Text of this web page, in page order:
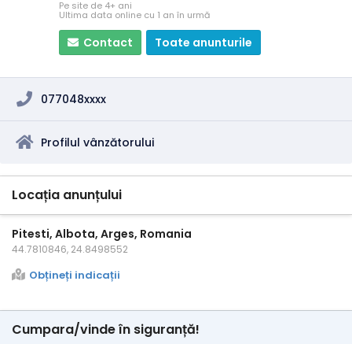
Pe site de 4+ ani
Ultima data online cu 1 an în urmă
Contact Toate anunturile
077048xxxx
Profilul vânzătorului
Locația anunțului
Pitesti, Albota, Arges, Romania
44.7810846, 24.8498552
Obțineți indicații
Cumpara/vinde în siguranță!